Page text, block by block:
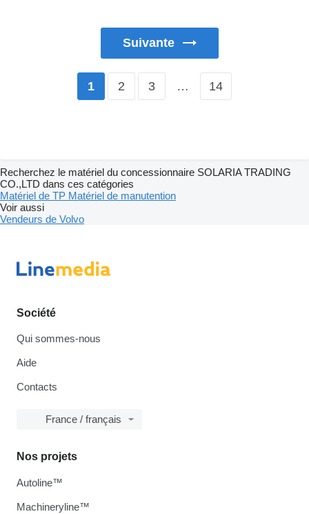
Suivante
1 2 3 … 14
Recherchez le matériel du concessionnaire SOLARIA TRADING
CO.,LTD dans ces catégories
Matériel de TP Matériel de manutention
Voir aussi
Vendeurs de Volvo
Société
Qui sommes-nous
Aide
Contacts
France / français
Nos projets
Autoline™
Machineryline™